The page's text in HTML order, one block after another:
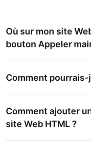
Où sur mon site
bouton Appeler
Comment
Comment ajouter
site Web HTML ?